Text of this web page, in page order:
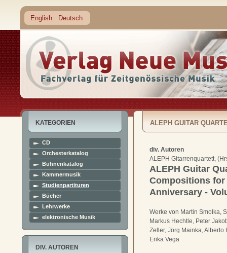
English Deutsch
KATEGORIEN
CD
Orchesterkatalog
Bühnenkatalog
Kammermusik
Studienpartituren
Bücher
Lehrwerke
elektronische Musik
DIV. AUTOREN
ALEPH GUITAR
ANNIVERSARY - VOLUME
div. Autoren
ALEPH Gitarrenquartett,
ALEPH Guitar
Compositions for
Anniversary -
Werke von Martin Smolka,
Markus Hechtle, Peter
Zeller, Jörg Mainka, Alberto
Erika Vega